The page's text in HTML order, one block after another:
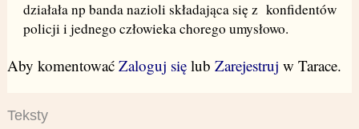
działała np banda nazioli składająca się z konfidentów
policji i jednego człowieka chorego umysłowo.
Aby komentować Zaloguj sięlub Zarejestruj w Tarace.
Teksty